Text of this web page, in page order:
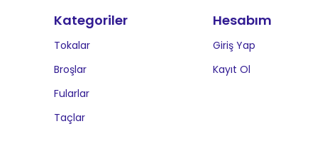
Kategoriler
Tokalar
Broşlar
Fularlar
Taçlar
Hesabım
Giriş Yap
Kayıt Ol